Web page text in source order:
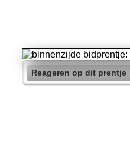
Reageren op dit prentje